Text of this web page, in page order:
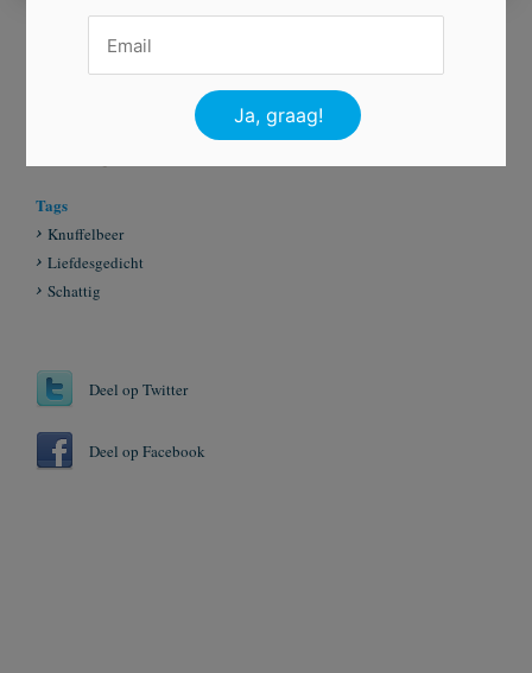
Tags
Knuffelbeer
Liefdesgedicht
Schattig
Deel op Twitter
Deel op Facebook